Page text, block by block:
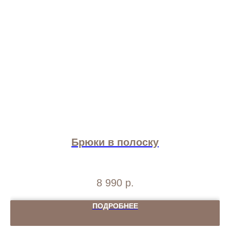
Брюки в полоску
8 990 р.
ПОДРОБНЕЕ